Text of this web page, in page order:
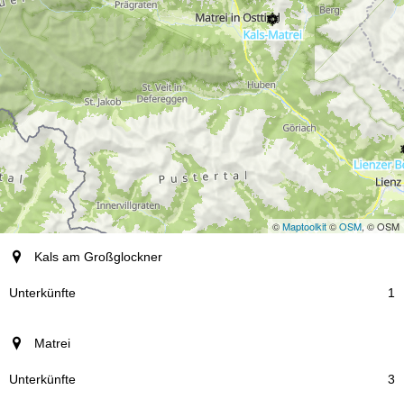
©Maptoolkit©OSM, © OSM
Ort
Unterkünfte
Kals am Großglockner
1
Matrei
3